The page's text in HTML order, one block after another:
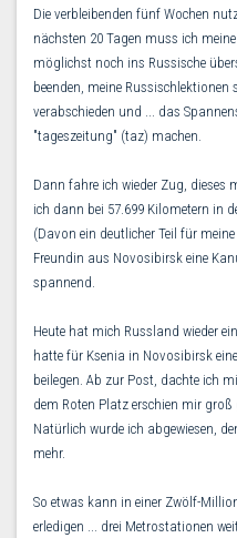
Die verbleibenden fünf Wochen
nächsten 20 Tagen muss ich
möglichst noch ins Russische
beenden, meine
verabschieden und ... das
"tageszeitung" (taz) machen.
Dann fahre ich wieder Zug, dieses
ich dann bei 57.699 Kilometern in
(Davon ein deutlicher Teil für
Freundin aus Novosibirsk eine
spannend.
Heute hat mich Russland wieder
hatte für Ksenia in Novosibirsk
beilegen. Ab zur Post, dachte ich
dem Roten Platz erschien mir
Natürlich wurde ich abgewiesen,
mehr.
So etwas kann in einer Zwölf-
erledigen ... drei Metrostationen